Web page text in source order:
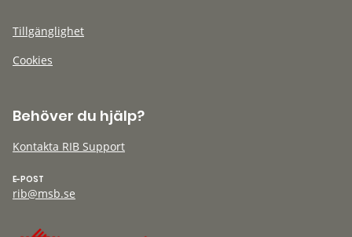
Tillgänglighet
Cookies
Behöver du hjälp?
Kontakta RIB Support
E-POST
rib@msb.se